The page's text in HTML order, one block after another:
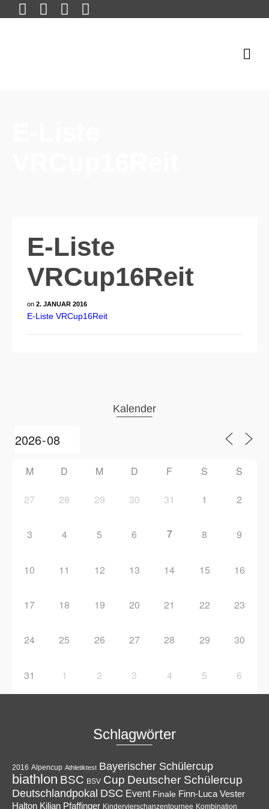
E-Liste
VRCup16Reit
on 2. JANUAR 2016
E-Liste VRCup16Reit
Kalender
M D M D F S S
27 28 29 30 31 1 2
3 4 5 6 7 8 9
10 11 12 13 14 15 16
17 18 19 20 21 22 23
24 25 26 27 28 29 30
31 1 2 3 4 5 6
Schlagwörter
2016 Alpencup Athletiktest Bayerischer Schülercup
biathlon BSC BSV Cup Deutscher Schülercup
Deutschlandpokal DSC Event Finale Finn-Luca Vester
Halton Kilian Pfaffinger Kindervierschanzentournee Kombination